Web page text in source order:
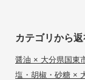
カテゴリから
醤油 × 大分県国東
塩・胡椒・砂糖 ×